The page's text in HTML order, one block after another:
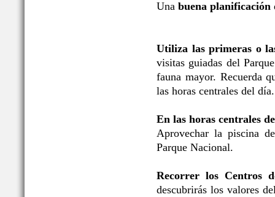
Una buena planificación
Utiliza las primeras o
visitas guiadas del
fauna mayor. Recuerda
las horas centrales del día.
En las horas centrales
Aprovechar la piscina
Parque Nacional.
Recorrer los Centros
descubrirás los valores